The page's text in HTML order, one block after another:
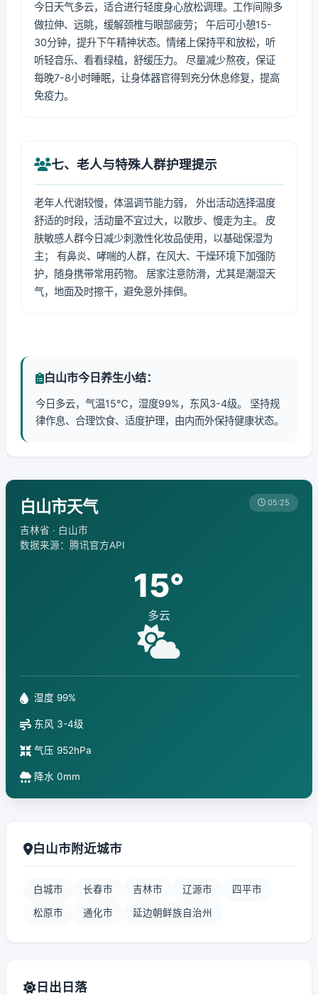
今日天气多云，适合进行轻度身心放松调理。工作间隙多
做拉伸、远眺，缓解颈椎与眼部疲劳； 午后可小憩15-
30分钟，提升下午精神状态。情绪上保持平和放松，听
听轻音乐、看看绿植，舒缓压力。 尽量减少熬夜，保证
每晚7-8小时睡眠，让身体器官得到充分休息修复，提高
免疫力。
七、老人与特殊人群护理提示
老年人代谢较慢，体温调节能力弱， 外出活动选择温度
舒适的时段，活动量不宜过大，以散步、慢走为主。 皮
肤敏感人群今日减少刺激性化妆品使用，以基础保湿为
主； 有鼻炎、哮喘的人群，在风大、干燥环境下加强防
护，随身携带常用药物。 居家注意防滑，尤其是潮湿天
气，地面及时擦干，避免意外摔倒。
白山市今日养生小结：
今日多云，气温15℃，湿度99%，东风3-4级。 坚持规
律作息、合理饮食、适度护理，由内而外保持健康状态。
白山市天气
吉林省 · 白山市
数据来源：腾讯官方API
05:25
15°
多云
湿度 99%
东风 3-4级
气压 952hPa
降水 0mm
白山市附近城市
白城市 长春市 吉林市 辽源市 四平市
松原市 通化市 延边朝鲜族自治州
日出日落